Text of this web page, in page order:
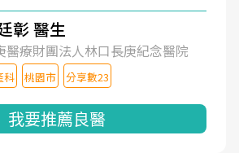
彰 醫生
醫療財團法人林口長庚紀念醫院
科 桃園市 分享數23
我要推薦良醫